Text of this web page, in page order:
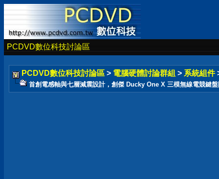
PCDVD數位科技討論區
PCDVD數位科技討論區 > 電腦硬體討論群組 > 系統組件
首創電感軸與七層減震設計，創傑 Ducky One X 三模無線電競鍵